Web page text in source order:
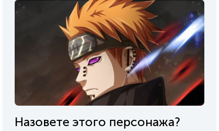
Назовете этого персонажа?